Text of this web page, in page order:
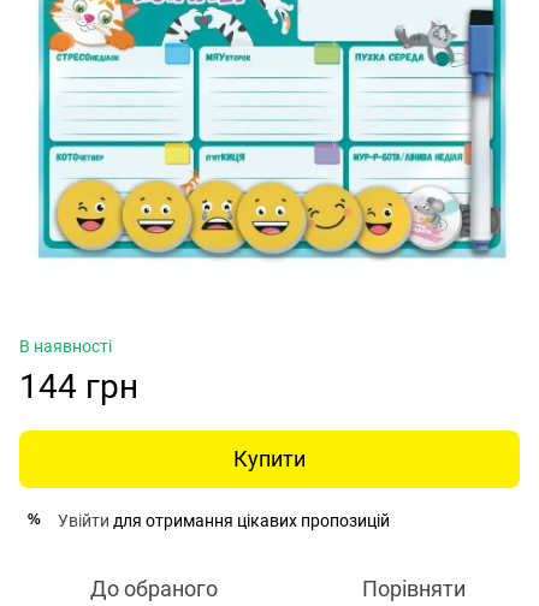
В наявності
144 грн
Купити
% Увійти для отримання цікавих пропозицій
До обраного Порівняти